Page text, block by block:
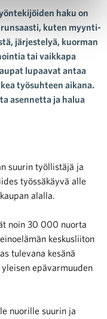
haku on
kuten myynti-
järjestelyä, kuorman
tai vaikkapa
lupaavat antaa
työsuhteen aikana.
asennetta ja halua
suurin työllistäjä ja
työssäkäyvä alle
alalla.
noin 30 000 nuorta
keskusliiton
tulevana kesänä
epävarmuuden
nuorille suurin ja